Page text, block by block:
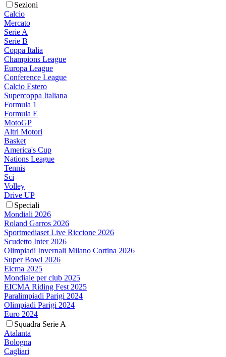
Sezioni
Calcio
Mercato
Serie A
Serie B
Coppa Italia
Champions League
Europa League
Conference League
Calcio Estero
Supercoppa Italiana
Formula 1
Formula E
MotoGP
Altri Motori
Basket
America's Cup
Nations League
Tennis
Sci
Volley
Drive UP
Speciali
Mondiali 2026
Roland Garros 2026
Sportmediaset Live Riccione 2026
Scudetto Inter 2026
Olimpiadi Invernali Milano Cortina 2026
Super Bowl 2026
Eicma 2025
Mondiale per club 2025
EICMA Riding Fest 2025
Paralimpiadi Parigi 2024
Olimpiadi Parigi 2024
Euro 2024
Squadra Serie A
Atalanta
Bologna
Cagliari